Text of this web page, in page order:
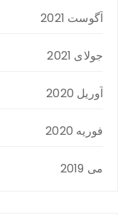
آگوست 2021
جولای 2021
آوریل 2020
فوریه 2020
می 2019